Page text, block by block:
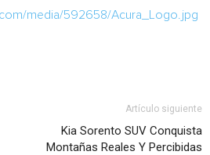
media/592658/Acura_Logo.jpg
Artículo siguiente
Kia Sorento SUV Conquista
Montañas Reales Y Percibidas